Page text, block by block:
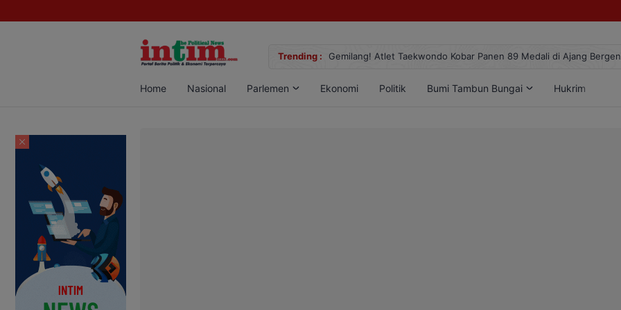
Trending :
Sabu di Pangkalan Bun, Dua Pelaku Diamankan Gemilang! Atlet Taekwondo Kobar Panen 89 Medali di Ajang
Home Nasional Parlemen Ekonomi Politik Bumi Tambun Bungai Hukrim